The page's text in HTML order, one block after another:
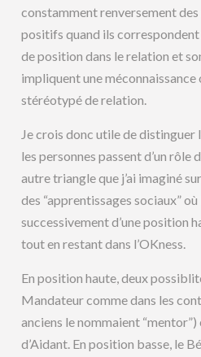
constamment renversement
positifs quand ils
de position dans le relation et
impliquent une méconnaissance
stéréotypé de relation.
Je crois donc utile de
les personnes passent d’un rôle
autre triangle que j’ai imaginé
des “apprentissages sociaux”
successivement d’une position
tout en restant dans l’OKness.
En position haute, deux
Mandateur comme dans les
anciens le nommaient
d’Aidant. En position basse, le